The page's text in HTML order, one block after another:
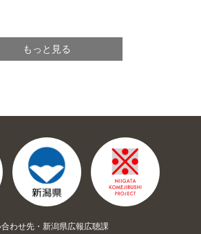
もっと見る
わせ先・新潟県広報広聴課